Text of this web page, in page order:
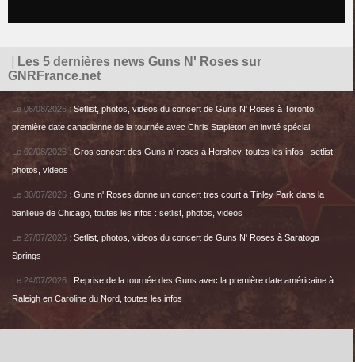
Les 5 dernières news Guns N' Roses sur
GNRFrance.net
Le 06/08/2026 : Setlist, photos, videos du concert de Guns N' Roses à Toronto,
première date canadienne de la tournée avec Chris Stapleton en invité spécial
Le 02/08/2026 : Gros concert des Guns n' roses à Hershey, toutes les infos : setlist,
photos, videos
Le 30/07/2026 : Guns n' Roses donne un concert très court à Tinley Park dans la
banlieue de Chicago, toutes les infos : setlist, photos, videos
Le 27/07/2026 : Setlist, photos, videos du concert de Guns N' Roses à Saratoga
Springs
Le 24/07/2026 : Reprise de la tournée des Guns avec la première date américaine à
Raleigh en Caroline du Nord, toutes les infos